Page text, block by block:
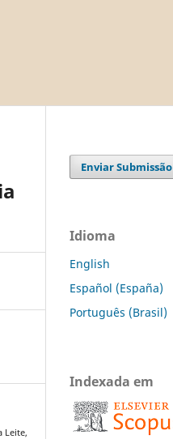
Leite,
Enviar Submissão
Idioma
English
Español (España)
Português (Brasil)
Indexada em